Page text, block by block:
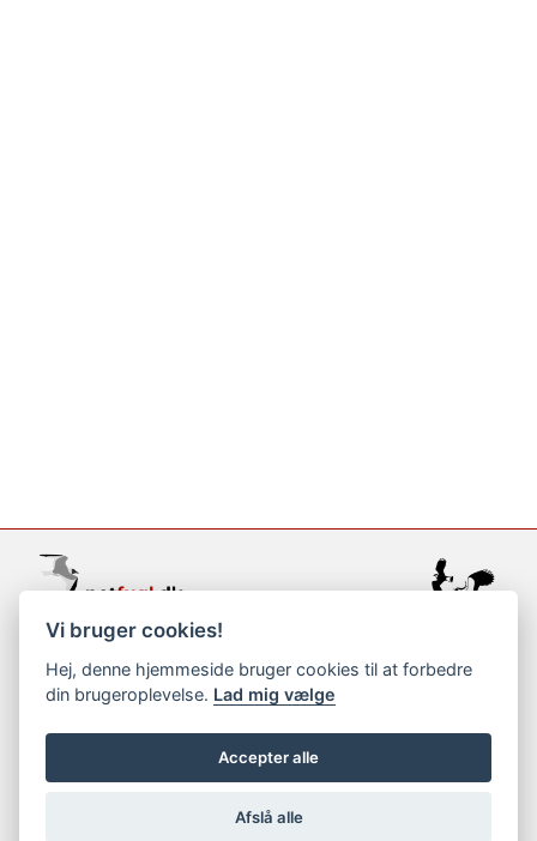
support@netfugl.dk
copyright © 2002-2023
Vi bruger cookies!
Hej, denne hjemmeside bruger cookies til at forbedre
din brugeroplevelse. Lad mig vælge
Accepter alle
Afslå alle